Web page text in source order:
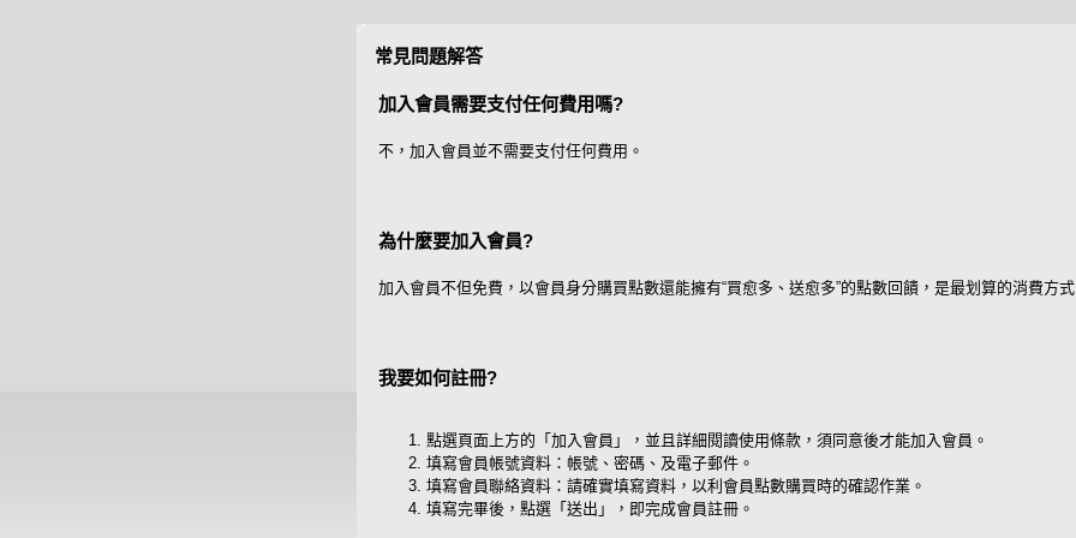
常見問題解答
加入會員需要支付任何費用嗎?
不，加入會員並不需要支付任何費用。
為什麼要加入會員?
加入會員不但免費，以會員身分購買點數還能擁有“買愈多、送愈多”的點數回饋，是最划算的消費方式
我要如何註冊?
點選頁面上方的「加入會員」，並且詳細閱讀使用條款，須同意後才能加入會員。
填寫會員帳號資料：帳號、密碼、及電子郵件。
填寫會員聯絡資料：請確實填寫資料，以利會員點數購買時的確認作業。
填寫完畢後，點選「送出」，即完成會員註冊。